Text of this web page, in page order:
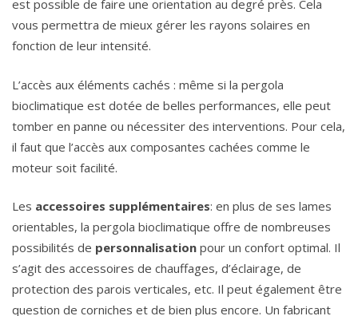
est possible de faire une orientation au degré près. Cela
vous permettra de mieux gérer les rayons solaires en
fonction de leur intensité.
L’accès aux éléments cachés : même si la pergola
bioclimatique est dotée de belles performances, elle peut
tomber en panne ou nécessiter des interventions. Pour cela,
il faut que l’accès aux composantes cachées comme le
moteur soit facilité.
Les accessoires supplémentaires: en plus de ses lames
orientables, la pergola bioclimatique offre de nombreuses
possibilités de personnalisation pour un confort optimal. Il
s’agit des accessoires de chauffages, d’éclairage, de
protection des parois verticales, etc. Il peut également être
question de corniches et de bien plus encore. Un fabricant